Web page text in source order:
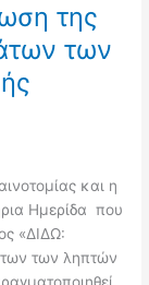
της
των
και η
Ημερίδα που
«ΔΙΔΩ:
των ληπτών